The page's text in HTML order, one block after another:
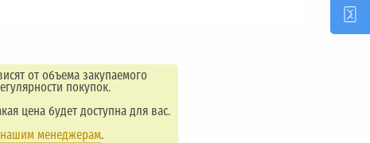
от объема закупаемого
покупок.
цена будет доступна для вас.
менеджерам.